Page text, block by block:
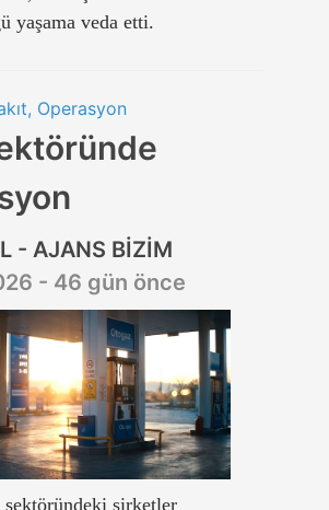
yaşama veda etti.
Operasyon
- AJANS BİZİM
- 46 gün önce
sektöründeki şirketler